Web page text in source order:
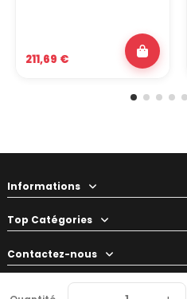
211,69 €
Informations
Top Catégories
Contactez-nous
Votre préparateur